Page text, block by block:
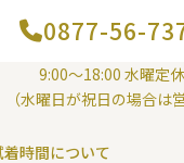
0877-56-
9:00～18:00 水曜定休
（水曜日が祝日の場合は営
時間について